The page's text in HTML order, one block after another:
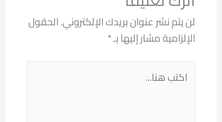
لن يتم نشر عنوان بريدك الإلكتروني.الحقول
الإلزامية مشار إليها بـ*
اكتب
هنا...